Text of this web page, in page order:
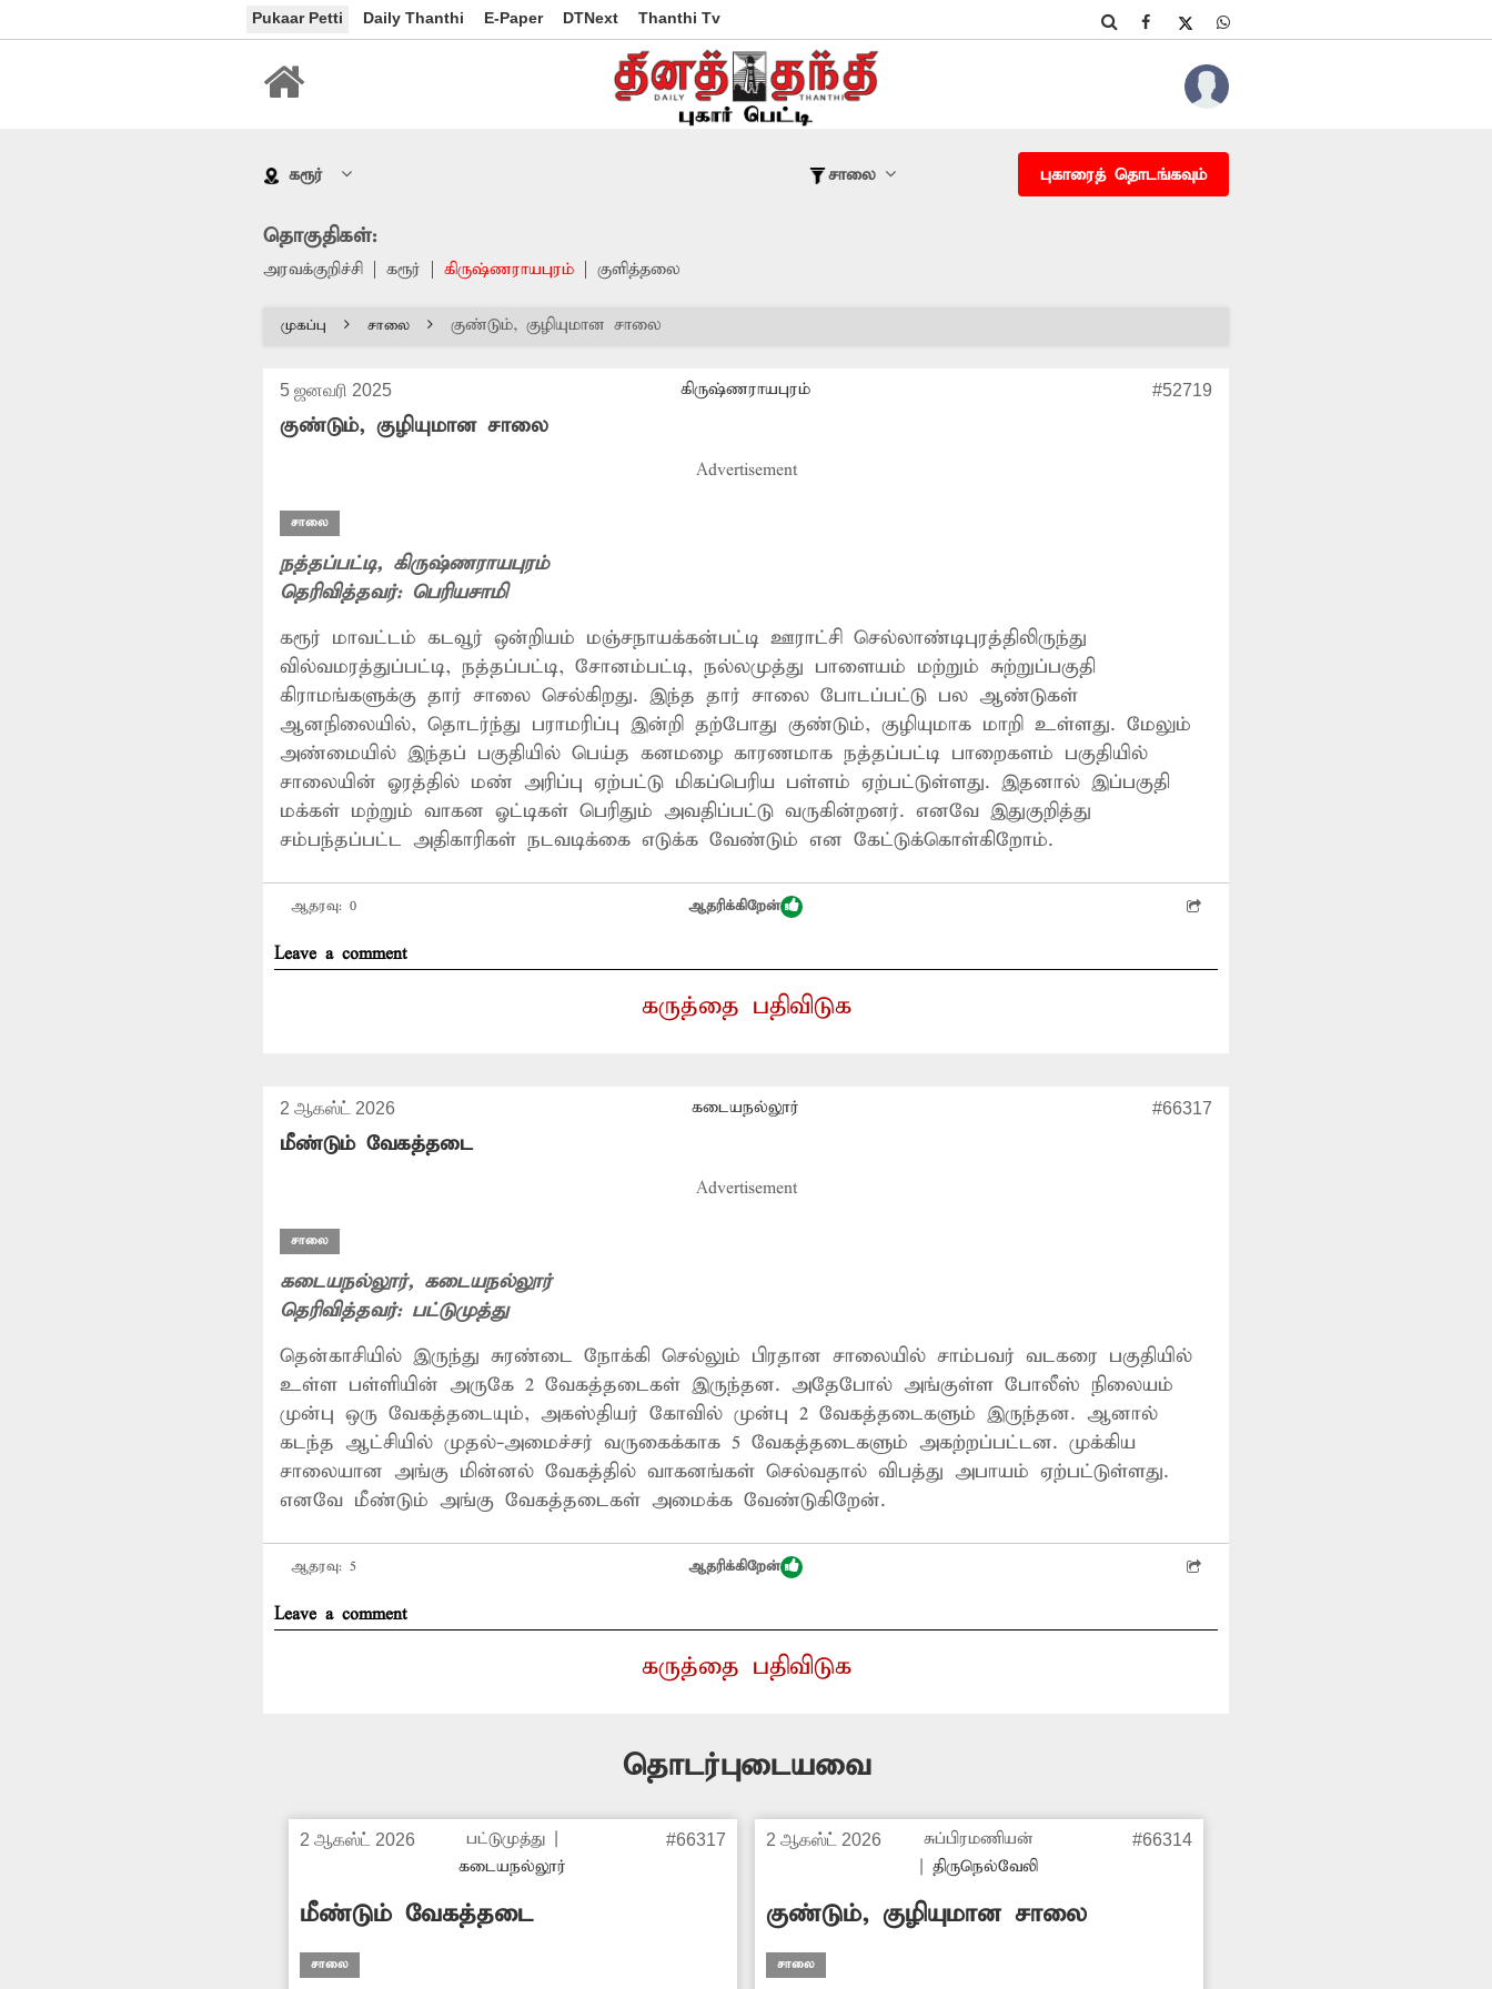
Pukaar Petti Daily Thanthi E-Paper DTNext Thanthi Tv
கரூர் சாலை புகாரைத் தொடங்கவும்
தொகுதிகள்:
அரவக்குறிச்சி கரூர் கிருஷ்ணராயபுரம் குளித்தலை
முகப்பு சாலை குண்டும், குழியுமான சாலை
5 ஜனவரி 2025 கிருஷ்ணராயபுரம் #52719
குண்டும், குழியுமான சாலை
Advertisement
சாலை
நத்தப்பட்டி, கிருஷ்ணராயபுரம்
தெரிவித்தவர்: பெரியசாமி
கரூர் மாவட்டம் கடவூர் ஒன்றியம் மஞ்சநாயக்கன்பட்டி ஊராட்சி செல்லாண்டிபுரத்திலிருந்து
வில்வமரத்துப்பட்டி, நத்தப்பட்டி, சோனம்பட்டி, நல்லமுத்து பாளையம் மற்றும் சுற்றுப்பகுதி
கிராமங்களுக்கு தார் சாலை செல்கிறது. இந்த தார் சாலை போடப்பட்டு பல ஆண்டுகள்
ஆனநிலையில், தொடர்ந்து பராமரிப்பு இன்றி தற்போது குண்டும், குழியுமாக மாறி உள்ளது. மேலும்
அண்மையில் இந்தப் பகுதியில் பெய்த கனமழை காரணமாக நத்தப்பட்டி பாறைகளம் பகுதியில்
சாலையின் ஓரத்தில் மண் அரிப்பு ஏற்பட்டு மிகப்பெரிய பள்ளம் ஏற்பட்டுள்ளது. இதனால் இப்பகுதி
மக்கள் மற்றும் வாகன ஓட்டிகள் பெரிதும் அவதிப்பட்டு வருகின்றனர். எனவே இதுகுறித்து
சம்பந்தப்பட்ட அதிகாரிகள் நடவடிக்கை எடுக்க வேண்டும் என கேட்டுக்கொள்கிறோம்.
ஆதரவு: 0 ஆதரிக்கிறேன்
Leave a comment
கருத்தை பதிவிடுக
2 ஆகஸ்ட் 2026 கடையநல்லூர் #66317
மீண்டும் வேகத்தடை
Advertisement
சாலை
கடையநல்லூர், கடையநல்லூர்
தெரிவித்தவர்: பட்டுமுத்து
தென்காசியில் இருந்து சுரண்டை நோக்கி செல்லும் பிரதான சாலையில் சாம்பவர் வடகரை பகுதியில்
உள்ள பள்ளியின் அருகே 2 வேகத்தடைகள் இருந்தன. அதேபோல் அங்குள்ள போலீஸ் நிலையம்
முன்பு ஒரு வேகத்தடையும், அகஸ்தியர் கோவில் முன்பு 2 வேகத்தடைகளும் இருந்தன. ஆனால்
கடந்த ஆட்சியில் முதல்-அமைச்சர் வருகைக்காக 5 வேகத்தடைகளும் அகற்றப்பட்டன. முக்கிய
சாலையான அங்கு மின்னல் வேகத்தில் வாகனங்கள் செல்வதால் விபத்து அபாயம் ஏற்பட்டுள்ளது.
எனவே மீண்டும் அங்கு வேகத்தடைகள் அமைக்க வேண்டுகிறேன்.
ஆதரவு: 5 ஆதரிக்கிறேன்
Leave a comment
கருத்தை பதிவிடுக
தொடர்புடையவை
2 ஆகஸ்ட் 2026 பட்டுமுத்து
கடையநல்லூர்
#66317
மீண்டும் வேகத்தடை
சாலை
2 ஆகஸ்ட் 2026
சுப்பிரமணியன்
|திருநெல்வேலி
#66314
குண்டும், குழியுமான சாலை
சாலை